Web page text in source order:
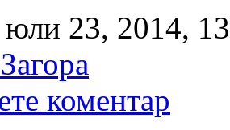
юли 23, 2014,
коментар